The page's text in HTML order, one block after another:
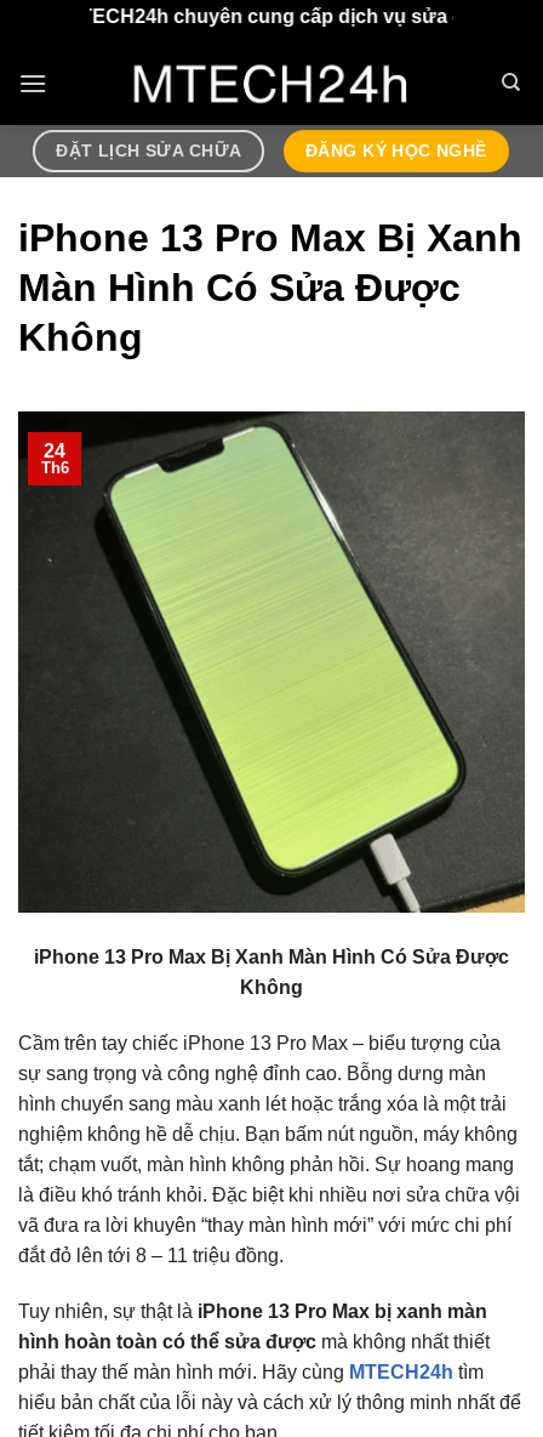
nội
chuyên cung cấp dịch vụ sửa chữa điện thoại, airpods
ĐẶT LỊCH SỬA CHỮA ĐĂNG KÝ HỌC NGHỀ
iPhone 13 Pro Max Bị Xanh
Màn Hình Có Sửa Được
Không
24
Th6
iPhone 13 Pro Max Bị Xanh Màn Hình Có Sửa Được
Không
Cầm trên tay chiếc iPhone 13 Pro Max – biểu tượng của
sự sang trọng và công nghệ đỉnh cao. Bỗng dưng màn
hình chuyển sang màu xanh lét hoặc trắng xóa là một trải
nghiệm không hề dễ chịu. Bạn bấm nút nguồn, máy không
tắt; chạm vuốt, màn hình không phản hồi. Sự hoang mang
là điều khó tránh khỏi. Đặc biệt khi nhiều nơi sửa chữa vội
vã đưa ra lời khuyên “thay màn hình mới” với mức chi phí
đắt đỏ lên tới 8 – 11 triệu đồng.
Tuy nhiên, sự thật là iPhone 13 Pro Max bị xanh màn
hình hoàn toàn có thể sửa được mà không nhất thiết
phải thay thế màn hình mới. Hãy cùng MTECH24h tìm
hiểu bản chất của lỗi này và cách xử lý thông minh nhất để
tiết kiệm tối đa chi phí cho bạn.